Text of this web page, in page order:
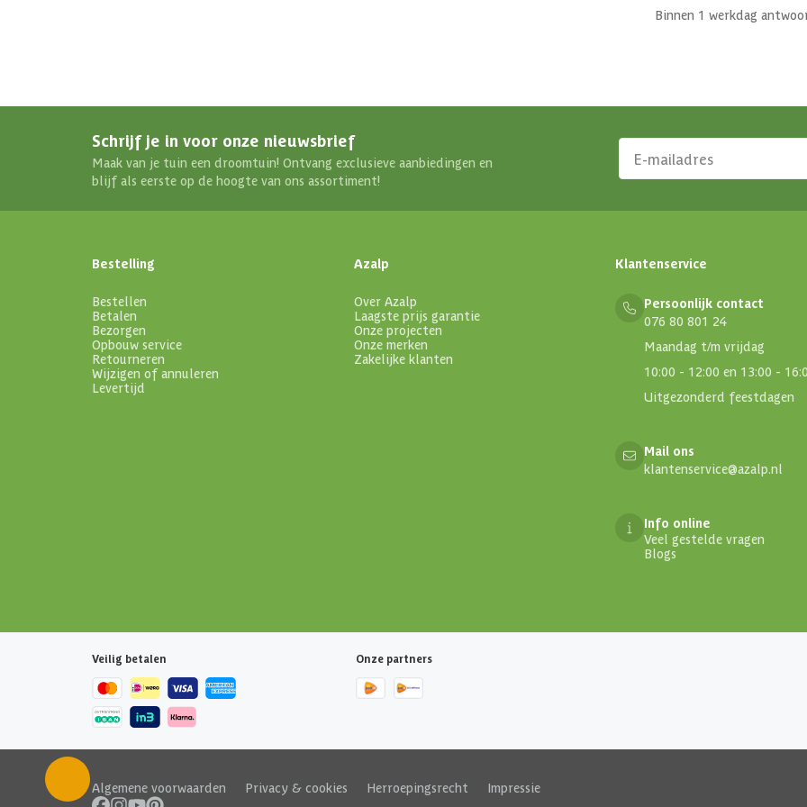
Binnen 1 werkdag
Schrijf je in voor onze nieuwsbrief
Maak van je tuin een droomtuin! Ontvang exclusieve aanbiedingen en
blijf als eerste op de hoogte van ons assortiment!
Bestelling
Bestellen
Betalen
Bezorgen
Opbouw service
Retourneren
Wijzigen of annuleren
Levertijd
Azalp
Over Azalp
Laagste prijs garantie
Onze projecten
Onze merken
Zakelijke klanten
Klantenservice
Persoonlijk contact
076 80 801 24
Maandag t/m vrijdag
10:00 - 12:00 en 13:00 -
Uitgezonderd feestdagen
Mail ons
klantenservice@azalp.nl
Info online
Veel gestelde vragen
Blogs
Veilig betalen Onze partners
Algemene voorwaarden Privacy & cookies Herroepingsrecht Impressie